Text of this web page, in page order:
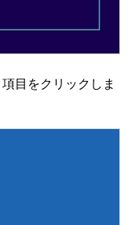
目をクリックしま